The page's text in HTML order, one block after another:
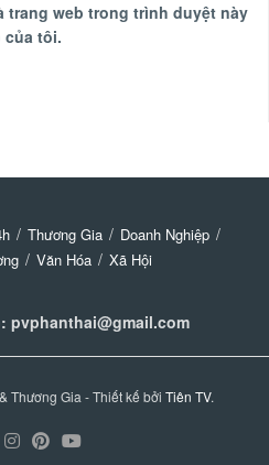
trang web trong trình duyệt này
của tôi.
Thương Gia
Doanh Nghiệp
Văn Hóa Xã Hội
pvphanthai@gmail.com
Thương Gia - Thiết kế bởi Tiên TV.